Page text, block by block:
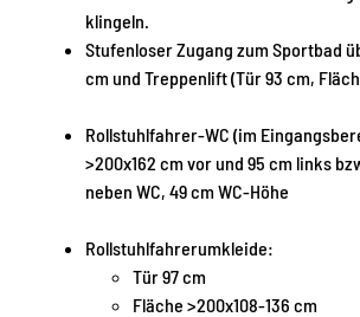
klingeln.
Stufenloser Zugang zum Sportbad
cm und Treppenlift (Tür 93 cm,
Rollstuhlfahrer-WC (im
>200x162 cm vor und 95 cm links
neben WC, 49 cm WC-Höhe
Rollstuhlfahrerumkleide:
Tür 97 cm
Fläche >200x108-136 cm